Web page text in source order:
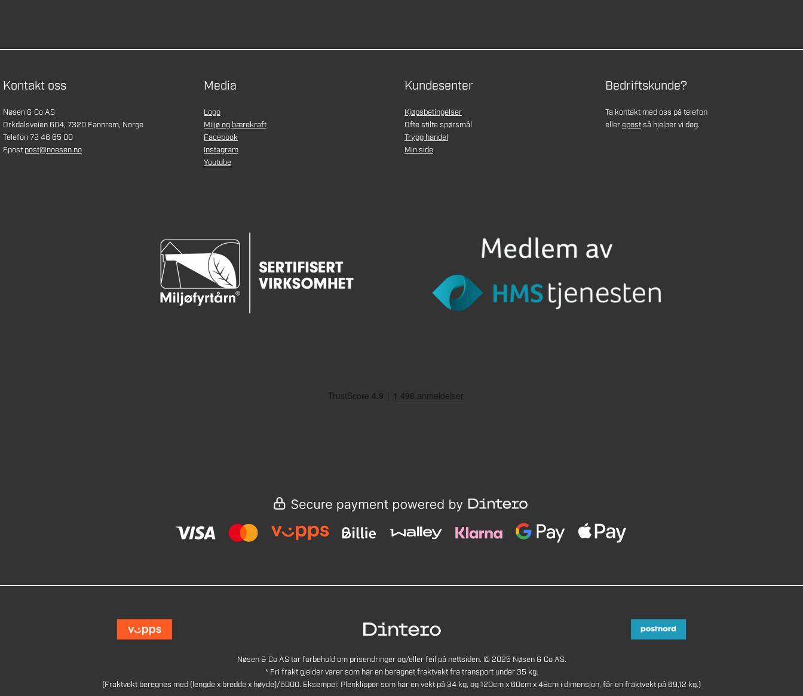
Kontakt oss
Nøsen & Co AS
Orkdalsveien 604, 7320 Fannrem, Norge
Telefon 72 46 65 00
Epost post@noesen.no
Media
Logo
Miljø og bærekraft
Facebook
Instagram
Youtube
Kundesenter
Kjøpsbetingelser
Ofte stilte spørsmål
Trygg handel
Min side
Bedriftskunde?
Ta kontakt med oss på telefon
ellerepostså hjelper vi deg.
Nøsen & Co AS tar forbehold om prisendringer og/eller feil på nettsiden. © 2025 Nøsen & Co AS.
* Fri frakt gjelder varer som har en beregnet fraktvekt fra transport under 35 kg.
(Fraktvekt beregnes med (lengde x bredde x høyde)/5000. Eksempel: Plenklipper som har en vekt på 34 kg, og 120cm x 60cm x 48cm i dimensjon, får en fraktvekt på 69,12 kg.)